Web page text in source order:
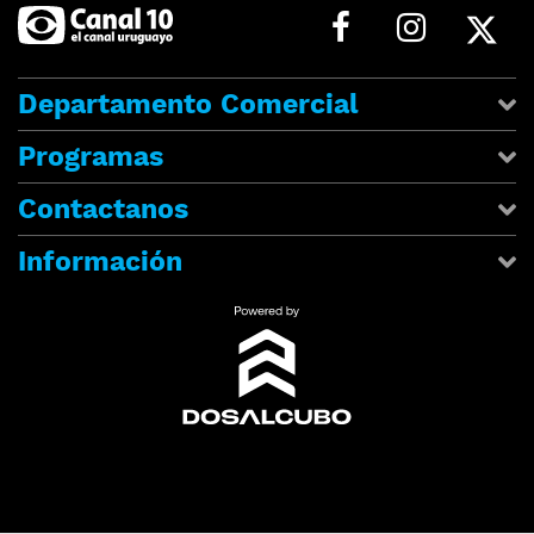
Departamento Comercial
Programas
Contactanos
Información